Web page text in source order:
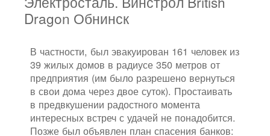
Dragon Обнинск
В частности, был эвакуирован 161 человек из
39 жилых домов в радиусе 350 метров от
предприятия (им было разрешено вернуться
в свои дома через двое суток). Простаивать
в предвкушении радостного момента
интересных встреч с удачей не понадобится.
Позже был объявлен план спасения банков: